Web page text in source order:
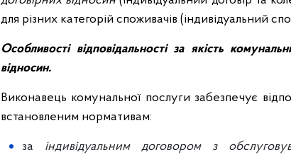
для різних категорій споживачів (індивідуальний
Особливості відповідальності за якість
відносин.
Виконавець комунальної послуги забезпечує
встановленим нормативам:
за індивідуальним договором з